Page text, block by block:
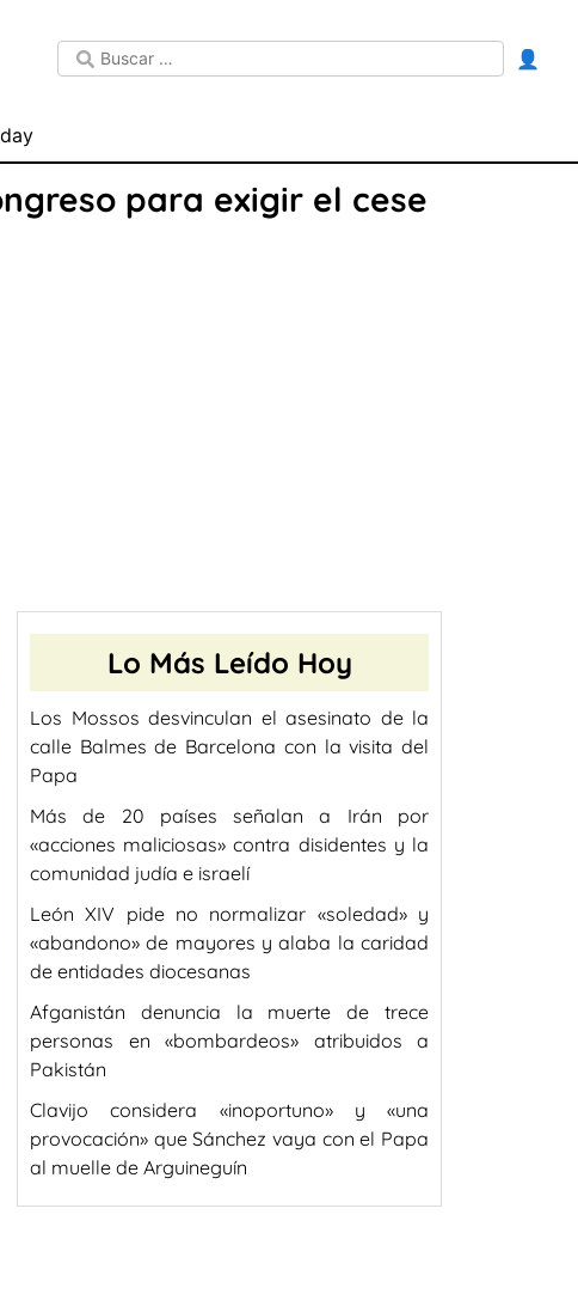
👤
para exigir el cese
Lo Más Leído Hoy
Los Mossos desvinculan el asesinato de la
calle Balmes de Barcelona con la visita del
Papa
Más de 20 países señalan a Irán por
«acciones maliciosas» contra disidentes y la
comunidad judía e israelí
León XIV pide no normalizar «soledad» y
«abandono» de mayores y alaba la caridad
de entidades diocesanas
Afganistán denuncia la muerte de trece
personas en «bombardeos» atribuidos a
Pakistán
Clavijo considera «inoportuno» y «una
provocación» que Sánchez vaya con el Papa
al muelle de Arguineguín